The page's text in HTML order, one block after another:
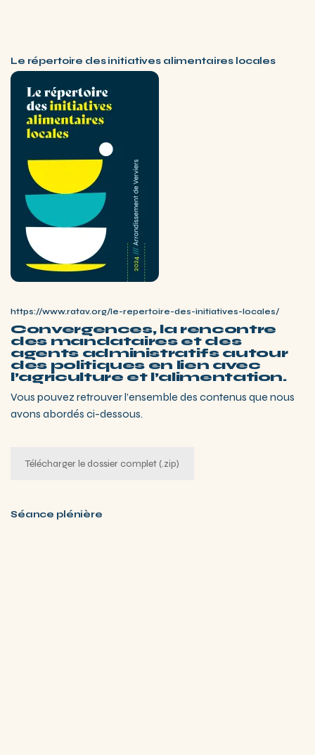
Le répertoire des initiatives alimentaires locales
https://www.ratav.org/le-repertoire-des-initiatives-locales/
Convergences, la rencontre
des mandataires et des
agents administratifs autour
des politiques en lien avec
l’agriculture et l’alimentation.
Vous pouvez retrouver l’ensemble des contenus que nous
avons abordés ci-dessous.
Télécharger le dossier complet (.zip)
Séance plénière